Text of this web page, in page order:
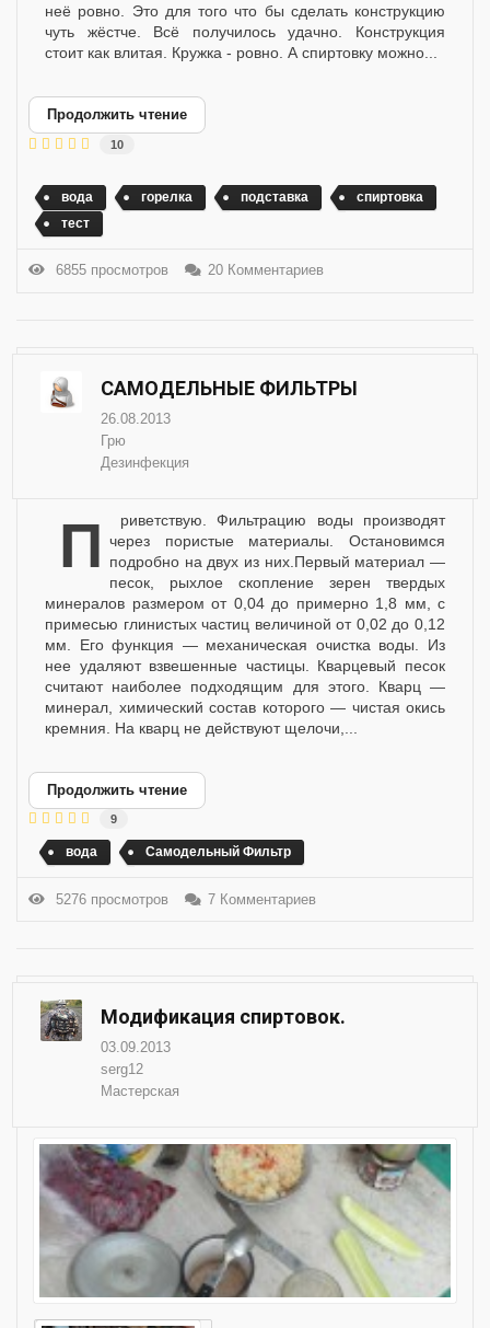
неё ровно. Это для того что бы сделать конструкцию
чуть жёстче. Всё получилось удачно. Конструкция
стоит как влитая. Кружка - ровно. А спиртовку можно...
Продолжить чтение
10
вода горелка подставка
спиртовка
тест
6855 просмотров 20 Комментариев
САМОДЕЛЬНЫЕ ФИЛЬТРЫ
26.08.2013
Грю
Дезинфекция
Приветствую. Фильтрацию воды производят через пористые материалы. Остановимся
подробно на двух из них.Первый материал —
песок, рыхлое скопление зерен твердых
минералов размером от 0,04 до примерно 1,8 мм, с
примесью глинистых частиц величиной от 0,02 до 0,12
мм. Его функция — механическая очистка воды. Из
нее удаляют взвешенные частицы. Кварцевый песок
считают наиболее подходящим для этого. Кварц —
минерал, химический состав которого — чистая окись
кремния. На кварц не действуют щелочи,...
Продолжить чтение
9
вода Самодельный Фильтр
5276 просмотров 7 Комментариев
Модификация спиртовок.
03.09.2013
serg12
Мастерская